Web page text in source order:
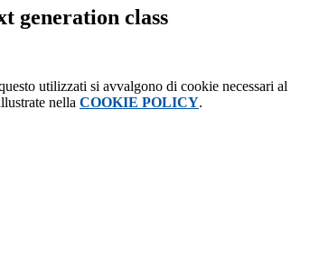
generation class
utilizzati si avvalgono di cookie necessari al
nella COOKIE POLICY.